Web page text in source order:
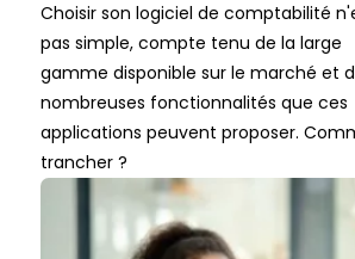
Choisir son logiciel de comptabilité
pas simple, compte tenu de la large
gamme disponible sur le marché et
nombreuses fonctionnalités que ces
applications peuvent proposer.
trancher ?